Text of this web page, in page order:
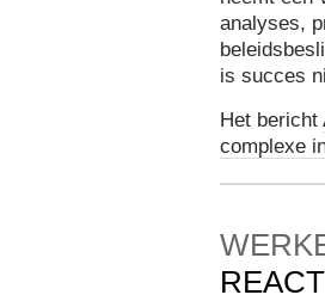
analyses,
is succes
Het bericht
complexe